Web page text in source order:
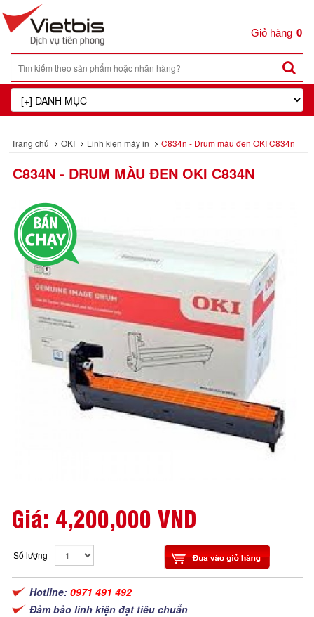
0
Trang chủ OKI Linh kiện máy in C834n - Drum màu đen OKI C834n
C834N - DRUM MÀU ĐEN OKI C834N
Giá: 4,200,000 VND
Số lượng
Hotline: 0971 491 492
Đảm bảo linh kiện đạt tiêu chuẩn